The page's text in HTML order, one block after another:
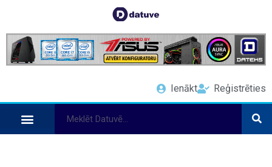
Ienākt Reģistrēties